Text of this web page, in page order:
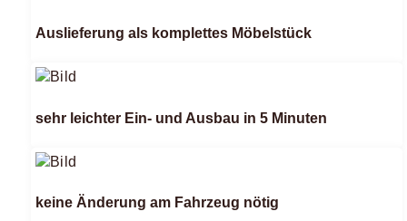
Auslieferung als komplettes Möbelstück
sehr leichter Ein- und Ausbau in 5 Minuten
keine Änderung am Fahrzeug nötig